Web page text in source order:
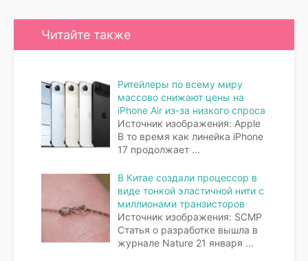
Читайте также
Ритейлеры по всему миру
массово снижают цены на
iPhone Air из-за низкого спроса
Источник изображения: Apple
В то время как линейка iPhone
17 продолжает ...
В Китае создали процессор в
виде тонкой эластичной нити с
миллионами транзисторов
Источник изображения: SCMP
Статья о разработке вышла в
журнале Nature 21 января ...